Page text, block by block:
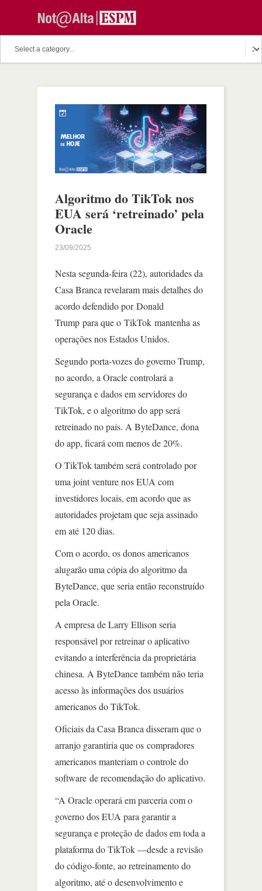
Algoritmo do TikTok nos
EUA será ‘retreinado’ pela
Oracle
23/09/2025
Nesta segunda-feira (22), autoridades da
Casa Branca revelaram mais detalhes do
acordo defendido por Donald
Trump para que o TikTok mantenha as
operações nos Estados Unidos.
Segundo porta-vozes do governo Trump,
no acordo, a Oracle controlará a
segurança e dados em servidores do
TikTok, e o algoritmo do app será
retreinado no país. A ByteDance, dona
do app, ficará com menos de 20%.
O TikTok também será controlado por
uma joint venture nos EUA com
investidores locais, em acordo que as
autoridades projetam que seja assinado
em até 120 dias.
Com o acordo, os donos americanos
alugarão uma cópia do algoritmo da
ByteDance, que seria então reconstruído
pela Oracle.
A empresa de Larry Ellison seria
responsável por retreinar o aplicativo
evitando a interferência da proprietária
chinesa. A ByteDance também não teria
acesso às informações dos usuários
americanos do TikTok.
Oficiais da Casa Branca disseram que o
arranjo garantiria que os compradores
americanos manteriam o controle do
software de recomendação do aplicativo.
“A Oracle operará em parceria com o
governo dos EUA para garantir a
segurança e proteção de dados em toda a
plataforma do TikTok —desde a revisão
do código-fonte, ao retreinamento do
algoritmo, até o desenvolvimento e